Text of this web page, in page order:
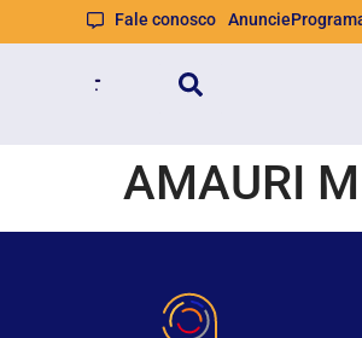
Fale conosco Anuncie
AMAURI